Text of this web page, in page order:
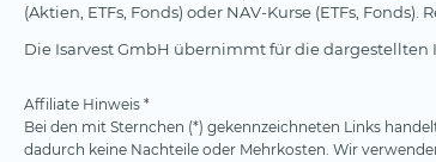
(Aktien, ETFs, Fonds) oder NAV-Kurse (ETFs,
Die Isarvest GmbH übernimmt für die
Affiliate Hinweis *
Bei den mit Sternchen (*) gekennzeichneten Links
dadurch keine Nachteile oder Mehrkosten. Wir